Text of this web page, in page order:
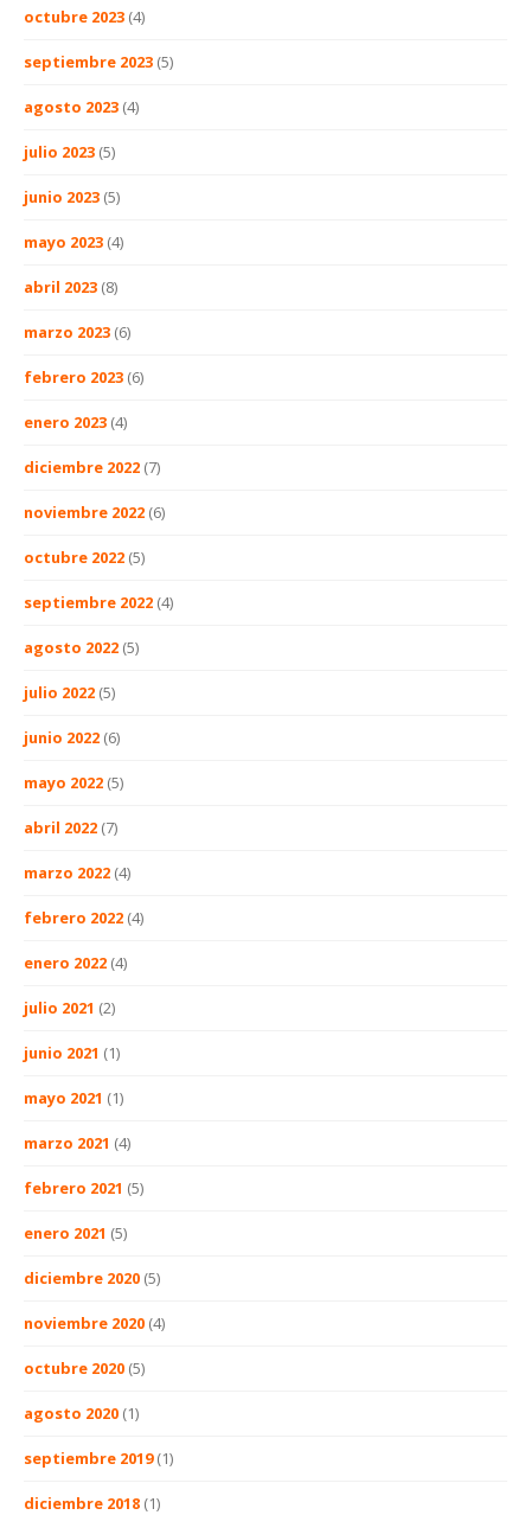
octubre 2023 (4)
septiembre 2023 (5)
agosto 2023 (4)
julio 2023 (5)
junio 2023 (5)
mayo 2023 (4)
abril 2023 (8)
marzo 2023 (6)
febrero 2023 (6)
enero 2023 (4)
diciembre 2022 (7)
noviembre 2022 (6)
octubre 2022 (5)
septiembre 2022 (4)
agosto 2022 (5)
julio 2022 (5)
junio 2022 (6)
mayo 2022 (5)
abril 2022 (7)
marzo 2022 (4)
febrero 2022 (4)
enero 2022 (4)
julio 2021 (2)
junio 2021 (1)
mayo 2021 (1)
marzo 2021 (4)
febrero 2021 (5)
enero 2021 (5)
diciembre 2020 (5)
noviembre 2020 (4)
octubre 2020 (5)
agosto 2020 (1)
septiembre 2019(1)
diciembre 2018 (1)